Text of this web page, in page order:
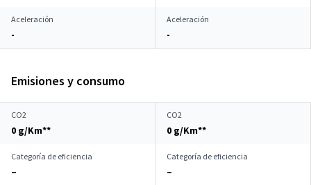
Aceleración
-
Aceleración
-
Emisiones y consumo
CO2
0 g/Km**
CO2
0 g/Km**
Categoría de eficiencia
–
Categoría de eficiencia
–